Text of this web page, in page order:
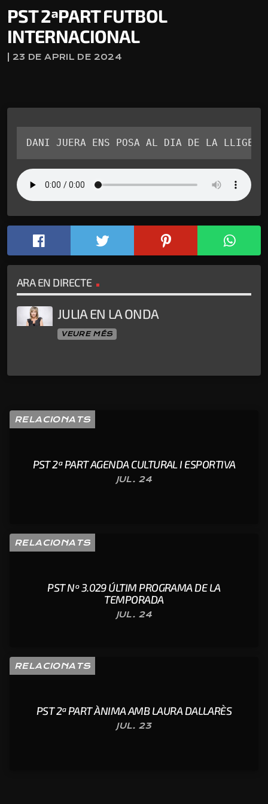
PST 2ªPART FUTBOL
INTERNACIONAL
| 23 DE APRIL DE 2024
DANI JUERA ENS POSA AL DIA DE LA LLIGES
ARA EN DIRECTE
JULIA EN LA ONDA
VEURE MÉS
RELACIONATS
PST 2ª PART AGENDA CULTURAL I ESPORTIVA
JUL. 24
RELACIONATS
PST Nº 3.029 ÚLTIM PROGRAMA DE LA
TEMPORADA
JUL. 24
RELACIONATS
PST 2ª PART ÀNIMA AMB LAURA DALLARÈS
JUL. 23